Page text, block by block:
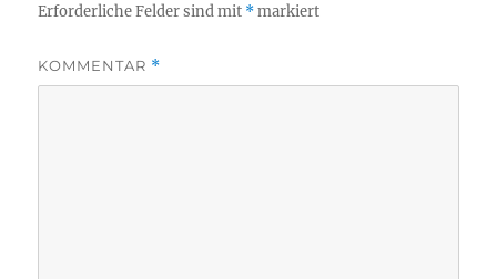
Erforderliche Felder sind mit *markiert
KOMMENTAR *